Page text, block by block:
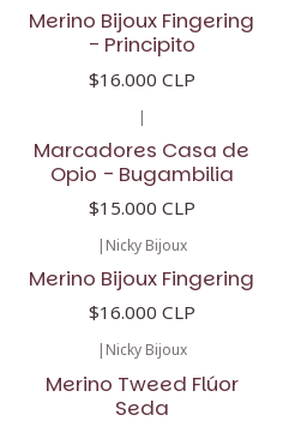
Merino Bijoux Fingering
- Principito
$16.000 CLP
|
Marcadores Casa de
Opio - Bugambilia
$15.000 CLP
| Nicky Bijoux
Merino Bijoux Fingering
$16.000 CLP
| Nicky Bijoux
Merino Tweed Flúor
Seda